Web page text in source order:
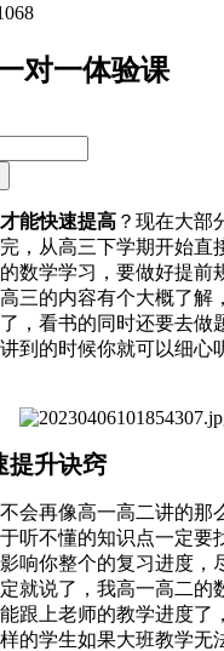
对一体验课
能快速提高 ？现在大部
，从高三下学期开始直
数学学习，要做好提前
三的内容有个大概了解
，看书的同时还要去做
到的时候你就可以细心
提升诀窍
会再像高一高二讲的那
听不懂的知识点一定要
响你整个的复习进度，
就说了，我高一高二的
跟上老师的教学进度了
的学生如果大班教学无